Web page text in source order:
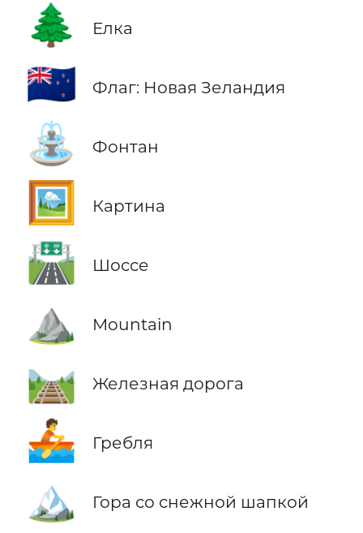
🌲 Елка
🇳🇿 Флаг: Новая Зеландия
⛲ Фонтан
🖼️ Картина
🛣️ Шоссе
⛰️ Mountain
🛤️ Железная дорога
🚣 Гребля
🏔️ Гора со снежной шапкой